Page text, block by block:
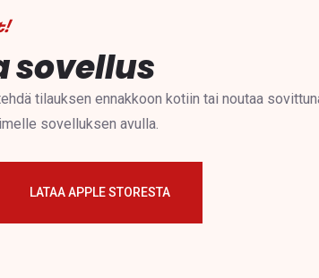
sovellus
tilauksen ennakkoon kotiin tai noutaa
sovelluksen avulla.
LATAA APPLE STORESTA